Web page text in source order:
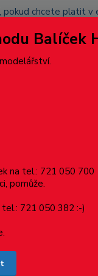
pokud chcete platit
opětovnou
Balíček
na tel.: 721 050 700
pomůže.
721 050 382 :-)